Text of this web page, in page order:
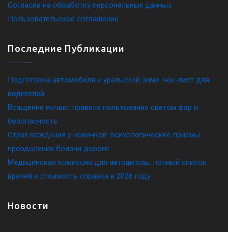
Согласие на обработку персональных данных
Пользовательское соглашение
Последние Публикации
Подготовка автомобиля к уральской зиме: чек-лист для
водителей
Вождение ночью: правила пользования светом фар и
безопасность
Страх вождения у новичков: психологические приемы
преодоления боязни дороги
Медицинская комиссия для автошколы: полный список
врачей и стоимость справки в 2026 году
Новости